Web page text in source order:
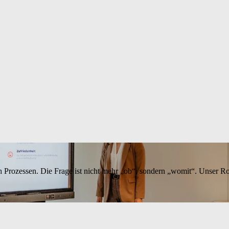
Die Frage ist nicht mehr „ob“, sondern „womit“. Unser